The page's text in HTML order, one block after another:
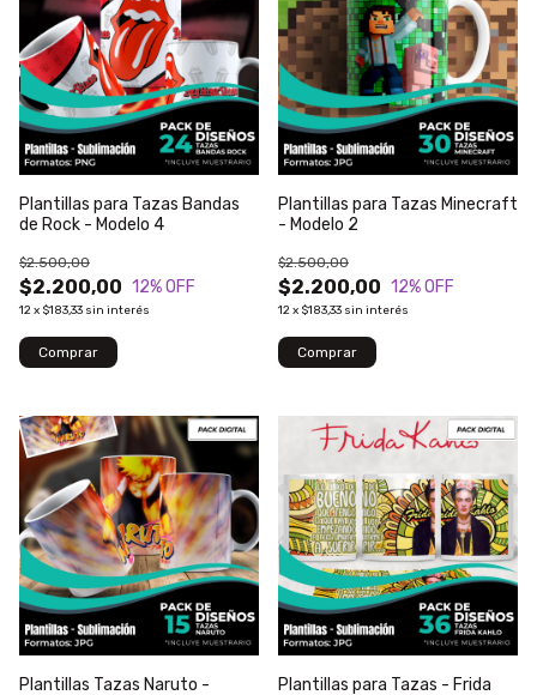
Plantillas para Tazas Bandas
de Rock - Modelo 4
$2.200,00
$2.500,00
12% OFF
12x $183,33 sin interés
Plantillas para Tazas Minecraft
- Modelo 2
$2.200,00
$2.500,00
12% OFF
12x $183,33 sin interés
Plantillas Tazas Naruto - Plantillas para Tazas - Frida